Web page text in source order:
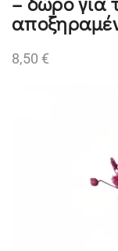
8,50 €